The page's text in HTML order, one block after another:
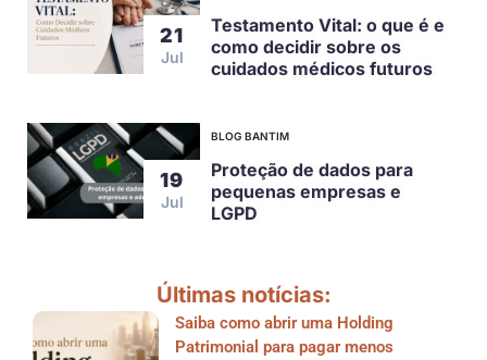
21
Jul
Testamento Vital: o que é e
como decidir sobre os
cuidados médicos futuros
19
Jul
BLOG BANTIM
Proteção de dados para
pequenas empresas e
LGPD
Últimas notícias:
Saiba como abrir uma Holding
Patrimonial para pagar menos